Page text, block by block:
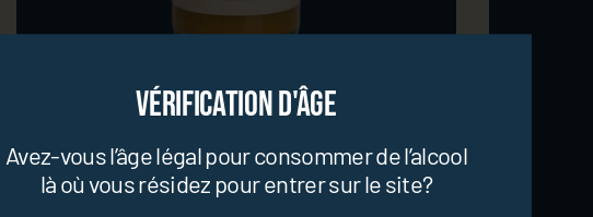
Sauce piquante La
Panacée
Prix:
$13.00 CAD
Vérification d'âge
Avez-vous l’âge légal pour consommer de l’alcool
là où vous résidez pour entrer sur le site?